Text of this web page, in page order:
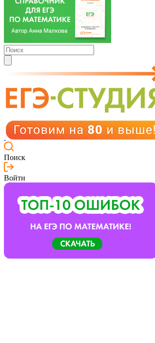
Поиск
Войти